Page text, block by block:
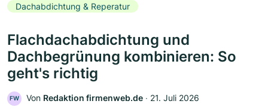
Dachabdichtung & Reperatur
Flachdachabdichtung und
Dachbegrünung kombinieren: So
geht's richtig
FW Von Redaktion firmenweb.de ‧ 21. Juli 2026